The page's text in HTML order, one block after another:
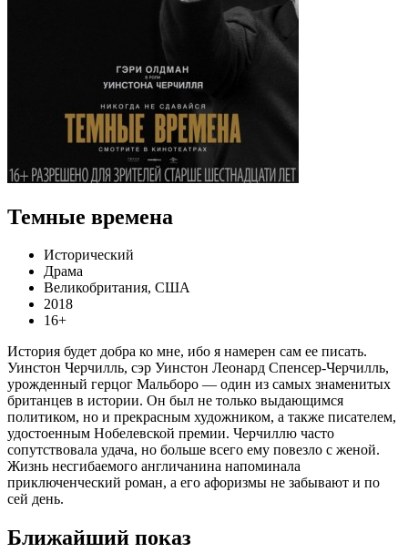
Темные времена
Исторический
Драма
Великобритания, США
2018
16+
История будет добра ко мне, ибо я намерен сам ее писать.
Уинстон Черчилль, cэр Уинстон Леонард Спенсер-Черчилль,
урожденный герцог Мальборо — один из самых знаменитых
британцев в истории. Он был не только выдающимся
политиком, но и прекрасным художником, а также писателем,
удостоенным Нобелевской премии. Черчиллю часто
сопутствовала удача, но больше всего ему повезло с женой.
Жизнь несгибаемого англичанина напоминала
приключенческий роман, а его афоризмы не забывают и по
сей день.
Ближайший показ